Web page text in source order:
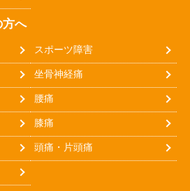
方へ
スポーツ障害
坐骨神経痛
腰痛
膝痛
頭痛・片頭痛